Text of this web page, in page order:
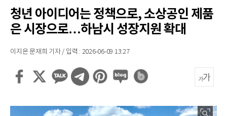
청년 아이디어는 정책으로, 소상공인 제품
은 시장으로…하남시 성장지원 확대
이지은 문재희 기자 / 입력 : 2026-06-09 13:27